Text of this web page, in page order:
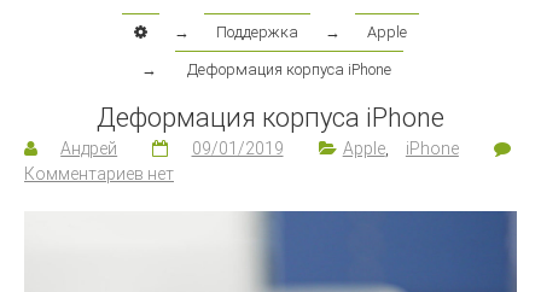
→ Поддержка →
Apple
→
Деформация корпуса iPhone
Деформация корпуса iPhone
Андрей 09/01/2019 Apple, iPhone
Комментариев нет